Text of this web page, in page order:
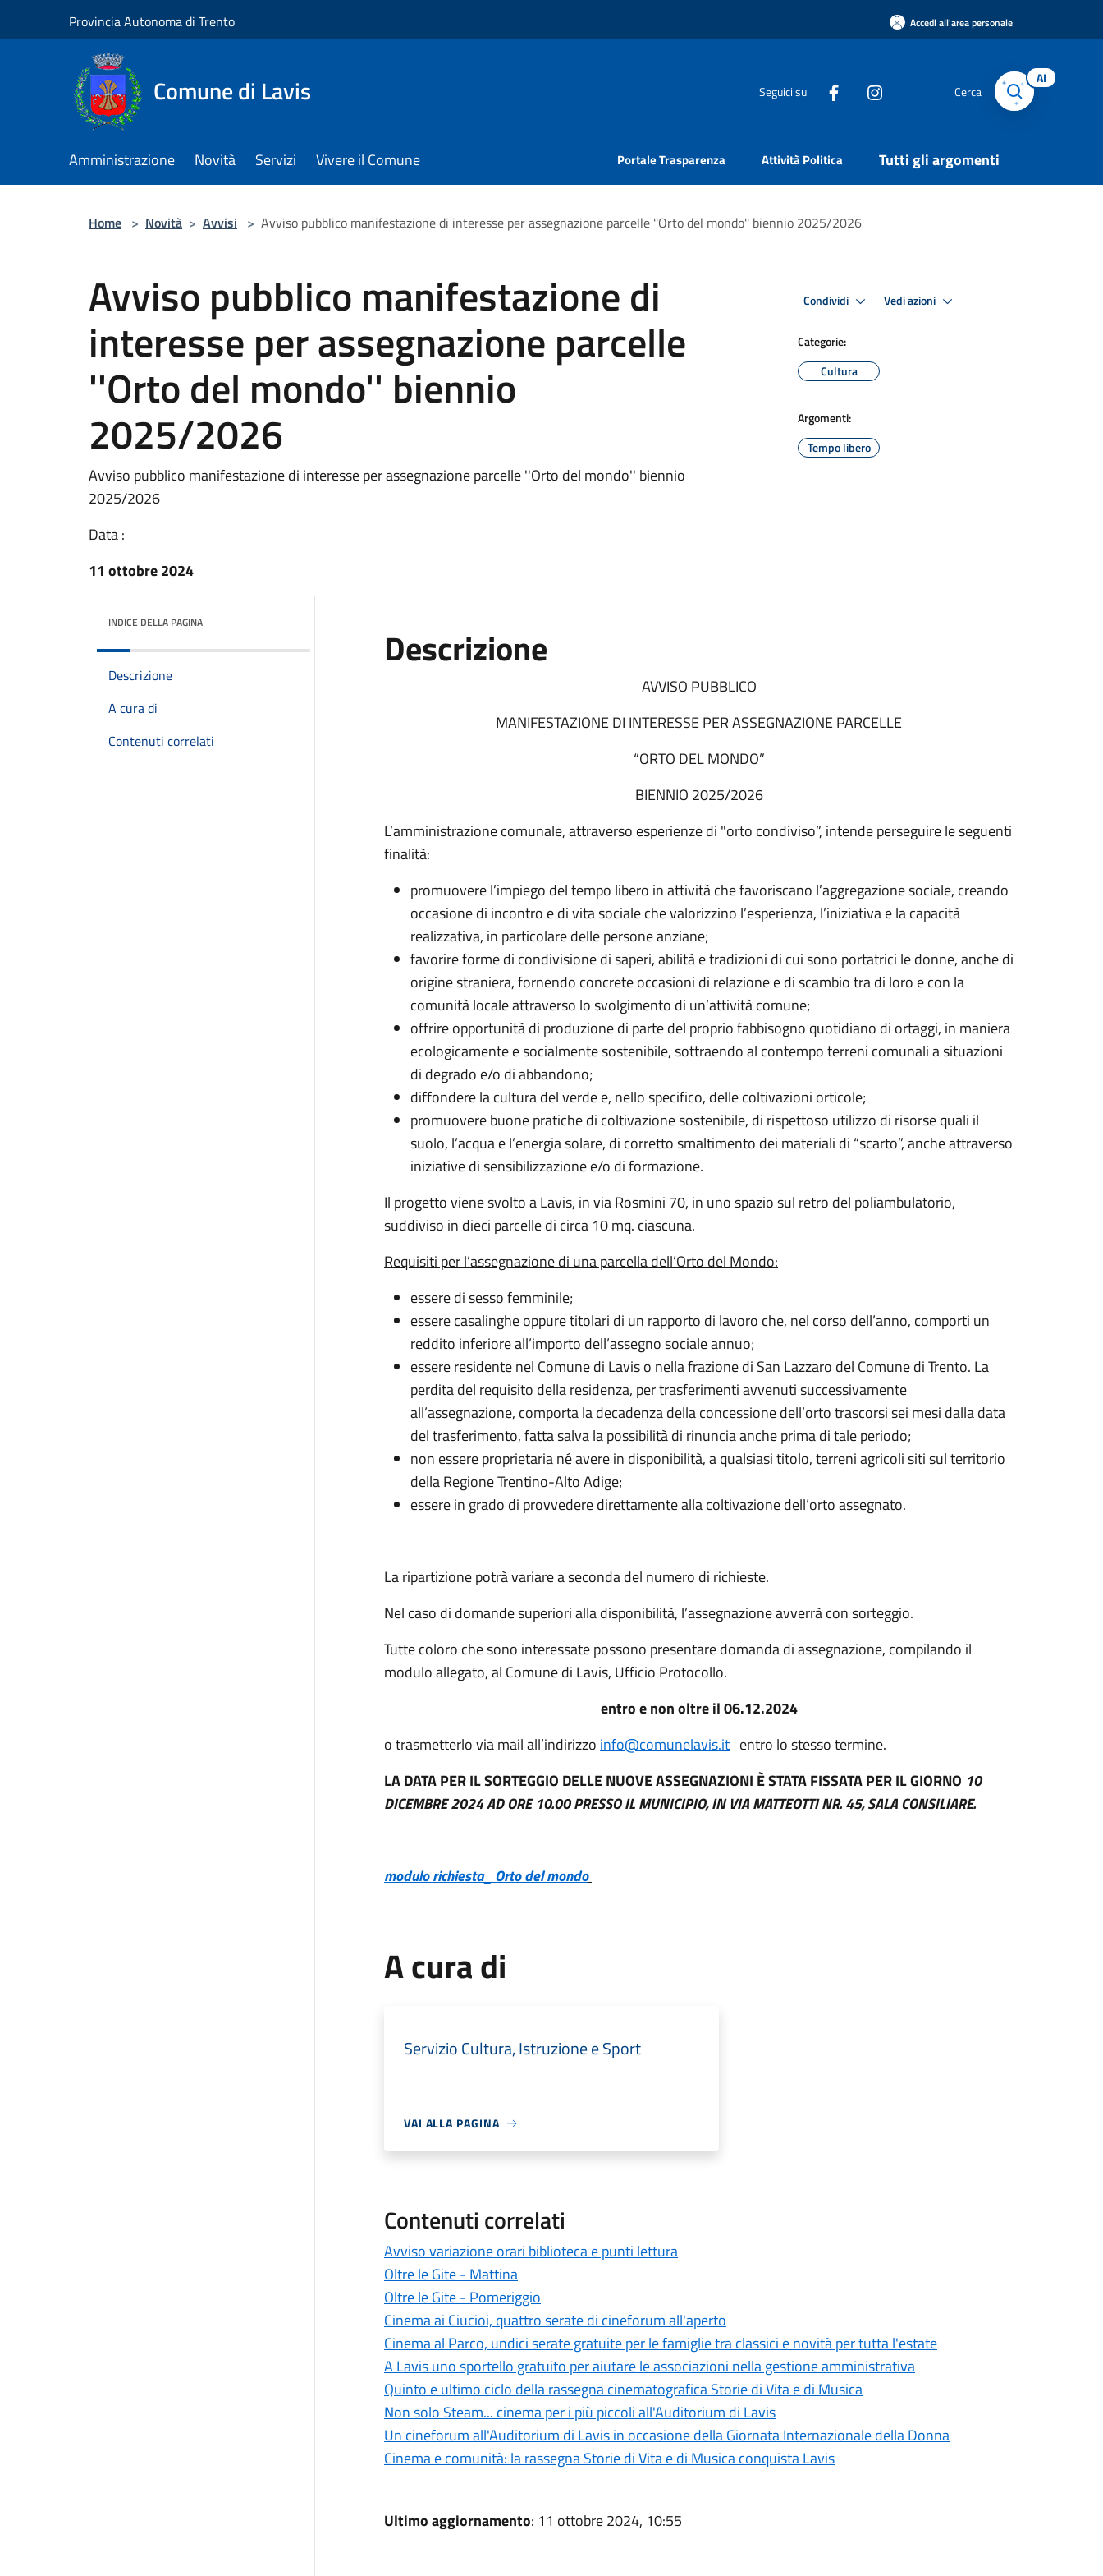
Provincia Autonoma di Trento Accedi all'area personale
Comune di Lavis Seguici su Cerca
AI
Amministrazione Novità Servizi Vivere il Comune Portale Trasparenza Attività Politica Tutti gli argomenti
Home > Novità > Avvisi > Avviso pubblico manifestazione di interesse per assegnazione parcelle ''Orto del mondo'' biennio 2025/2026
Avviso pubblico manifestazione di
interesse per assegnazione parcelle
''Orto del mondo'' biennio
2025/2026
Avviso pubblico manifestazione di interesse per assegnazione parcelle ''Orto del mondo'' biennio
2025/2026
Data :
11 ottobre 2024
Condividi Vedi azioni
Categorie:
Cultura
Argomenti:
Tempo libero
INDICE DELLA PAGINA
Descrizione
A cura di
Contenuti correlati
Descrizione
AVVISO PUBBLICO
MANIFESTAZIONE DI INTERESSE PER ASSEGNAZIONE PARCELLE
“ORTO DEL MONDO”
BIENNIO 2025/2026
L’amministrazione comunale, attraverso esperienze di "orto condiviso”, intende perseguire le seguenti
finalità:
promuovere l’impiego del tempo libero in attività che favoriscano l’aggregazione sociale, creando
occasione di incontro e di vita sociale che valorizzino l’esperienza, l’iniziativa e la capacità
realizzativa, in particolare delle persone anziane;
favorire forme di condivisione di saperi, abilità e tradizioni di cui sono portatrici le donne, anche di
origine straniera, fornendo concrete occasioni di relazione e di scambio tra di loro e con la
comunità locale attraverso lo svolgimento di un’attività comune;
offrire opportunità di produzione di parte del proprio fabbisogno quotidiano di ortaggi, in maniera
ecologicamente e socialmente sostenibile, sottraendo al contempo terreni comunali a situazioni
di degrado e/o di abbandono;
diffondere la cultura del verde e, nello specifico, delle coltivazioni orticole;
promuovere buone pratiche di coltivazione sostenibile, di rispettoso utilizzo di risorse quali il
suolo, l’acqua e l’energia solare, di corretto smaltimento dei materiali di “scarto”, anche attraverso
iniziative di sensibilizzazione e/o di formazione.
Il progetto viene svolto a Lavis, in via Rosmini 70, in uno spazio sul retro del poliambulatorio,
suddiviso in dieci parcelle di circa 10 mq. ciascuna.
Requisiti per l’assegnazione di una parcella dell’Orto del Mondo:
essere di sesso femminile;
essere casalinghe oppure titolari di un rapporto di lavoro che, nel corso dell’anno, comporti un
reddito inferiore all’importo dell’assegno sociale annuo;
essere residente nel Comune di Lavis o nella frazione di San Lazzaro del Comune di Trento. La
perdita del requisito della residenza, per trasferimenti avvenuti successivamente
all’assegnazione, comporta la decadenza della concessione dell’orto trascorsi sei mesi dalla data
del trasferimento, fatta salva la possibilità di rinuncia anche prima di tale periodo;
non essere proprietaria né avere in disponibilità, a qualsiasi titolo, terreni agricoli siti sul territorio
della Regione Trentino-Alto Adige;
essere in grado di provvedere direttamente alla coltivazione dell’orto assegnato.
La ripartizione potrà variare a seconda del numero di richieste.
Nel caso di domande superiori alla disponibilità, l’assegnazione avverrà con sorteggio.
Tutte coloro che sono interessate possono presentare domanda di assegnazione, compilando il
modulo allegato, al Comune di Lavis, Ufficio Protocollo.
entro e non oltre il 06.12.2024
o trasmetterlo via mail all’indirizzo info@comunelavis.itentro lo stesso termine.
LA DATA PER IL SORTEGGIO DELLE NUOVE ASSEGNAZIONI È STATA FISSATA PER IL GIORNO 10
DICEMBRE 2024 AD ORE 10.00 PRESSO IL MUNICIPIO, IN VIA MATTEOTTI NR. 45, SALA CONSILIARE.
modulo richiesta_ Orto del mondo
A cura di
Servizio Cultura, Istruzione e Sport
VAI ALLA PAGINA
Contenuti correlati
Avviso variazione orari biblioteca e punti lettura
Oltre le Gite - Mattina
Oltre le Gite - Pomeriggio
Cinema ai Ciucioi, quattro serate di cineforum all'aperto
Cinema al Parco, undici serate gratuite per le famiglie tra classici e novità per tutta l'estate
A Lavis uno sportello gratuito per aiutare le associazioni nella gestione amministrativa
Quinto e ultimo ciclo della rassegna cinematografica Storie di Vita e di Musica
Non solo Steam... cinema per i più piccoli all'Auditorium di Lavis
Un cineforum all'Auditorium di Lavis in occasione della Giornata Internazionale della Donna
Cinema e comunità: la rassegna Storie di Vita e di Musica conquista Lavis
Ultimo aggiornamento: 11 ottobre 2024, 10:55